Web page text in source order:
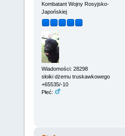
Kombatant Wojny Rosyjsko-
Japońskiej
Wiadomości: 28298
słoiki dżemu truskawkowego
+65535/-10
Płeć: